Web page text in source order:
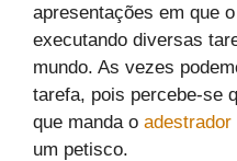
apresentações em que
executando diversas
mundo. As vezes
tarefa, pois percebe-se
que manda o adestrador
um petisco.